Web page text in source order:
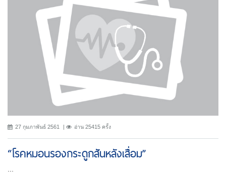
27 กุมภาพันธ์ 2561 อ่าน 25415 ครั้ง
“โรคหมอนรองกระดูกสันหลังเสื่อม”